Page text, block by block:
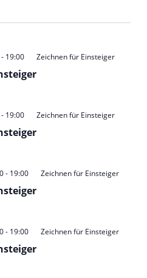
19:00 Zeichnen für Einsteiger
19:00 Zeichnen für Einsteiger
- 19:00 Zeichnen für Einsteiger
- 19:00 Zeichnen für Einsteiger